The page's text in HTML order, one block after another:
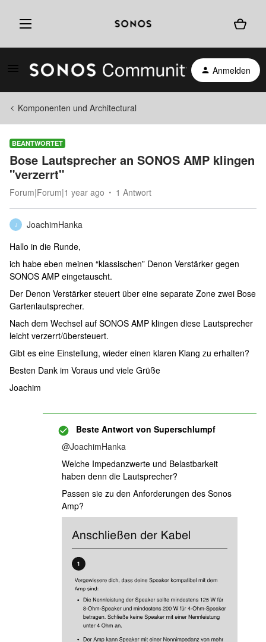
Anmelden
Komponenten und Architectural
BEANTWORTET
Bose Lautsprecher an SONOS AMP klingen
"verzerrt"
Forum|Forum|1 year ago 1 Antwort
J
JoachimHanka
Hallo in die Runde,
ich habe eben meinen “klassischen” Denon Verstärker gegen
SONOS AMP eingetauscht.
Der Denon Verstärker steuert über eine separate Zone zwei Bose
Gartenlautsprecher.
Nach dem Wechsel auf SONOS AMP klingen diese Lautsprecher
leicht verzerrt/übersteuert.
Gibt es eine Einstellung, wieder einen klaren Klang zu erhalten?
Besten Dank im Voraus und viele Grüße
Joachim
Beste Antwort von Superschlumpf
@JoachimHanka
Welche Impedanzwerte und Belastbarkeit
haben denn die Lautsprecher?
Passen sie zu den Anforderungen des Sonos
Amp?